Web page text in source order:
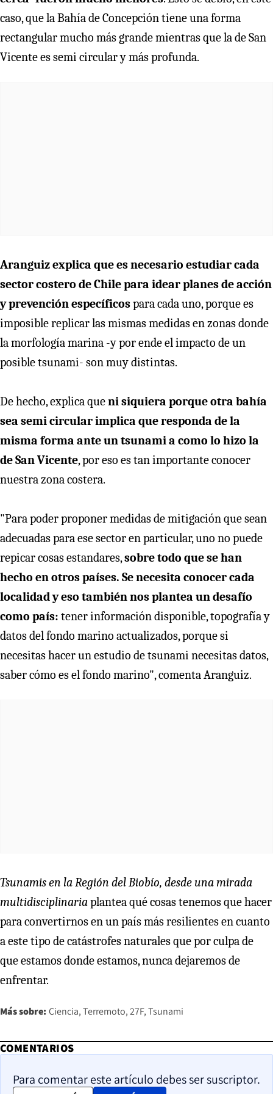
caso, que la Bahía de Concepción tiene una forma
rectangular mucho más grande mientras que la de San
Vicente es semi circular y más profunda.
Aranguiz explica que es necesario estudiar cada
sector costero de Chile para idear planes de acción
y prevención específicospara cada uno, porque es
imposible replicar las mismas medidas en zonas donde
la morfología marina -y por ende el impacto de un
posible tsunami- son muy distintas.
De hecho, explica queni siquiera porque otra bahía
sea semi circular implica que responda de la
misma forma ante un tsunami a como lo hizo la
de San Vicente, por eso es tan importante conocer
nuestra zona costera.
"Para poder proponer medidas de mitigación que sean
adecuadas para ese sector en particular, uno no puede
repicar cosas estandares,sobre todo que se han
hecho en otros países. Se necesita conocer cada
localidad y eso también nos plantea un desafío
como país: tener información disponible, topografía y
datos del fondo marino actualizados, porque si
necesitas hacer un estudio de tsunami necesitas datos,
saber cómo es el fondo marino", comenta Aranguiz.
Tsunamis en la Región del Biobío, desde una mirada
multidisciplinariaplantea qué cosas tenemos que hacer
para convertirnos en un país más resilientes en cuanto
a este tipo de catástrofes naturales que por culpa de
que estamos donde estamos, nunca dejaremos de
enfrentar.
Más sobre: Ciencia Terremoto 27F Tsunami
COMENTARIOS
Para comentar este artículo debes ser suscriptor.